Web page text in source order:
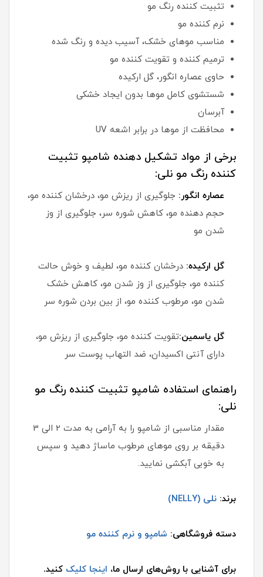
تثبیت کننده رنگ مو
نرم کننده مو
مناسب موهای خشک، آسیب دیده و رنگ شده
ترمیم کننده و تقویت کننده مو
حاوی عصاره انگور، گل ارکیده
شستشوی کامل موها بدون ایجاد خشکی
آبرسان
محافظت از موها در برابر اشعه UV
برخی از مواد تشکیل دهنده شامپو تثبیت
کننده رنگ مو نلی:
عصاره انگور: جلوگیری از ریزش مو، درخشان کننده مو،
حجم دهنده مو، کاهش شوره سر، جلوگیری از وز
شدن مو
گل ارکیده: درخشان کننده مو، لطیف و خوش حالت
کننده مو، جلوگیری از وز شدن مو، کاهش خشک
شدن مو، مرطوب کننده مو، از بین بردن شوره سر
گل یاسمین:تقویت کننده مو، جلوگیری از ریزش مو،
دارای آنتی اکسیدان، ضد التهاب پوست سر
راهنمای استفاده شامپو تثبیت کننده رنگ مو
نلی:
مقدار مناسبی از شامپو را به آرامی به مدت 2 الی 3
دقیقه بر روی موهای مرطوب ماساژ دهید و سپس
به خوبی آبکشی نمایید.
برند: نلی (NELLY)
دسته فروشگاهی: شامپو و نرم کننده مو
برای آشنایی با روش‌های ارسال ما، اینجا کلیک کنید.